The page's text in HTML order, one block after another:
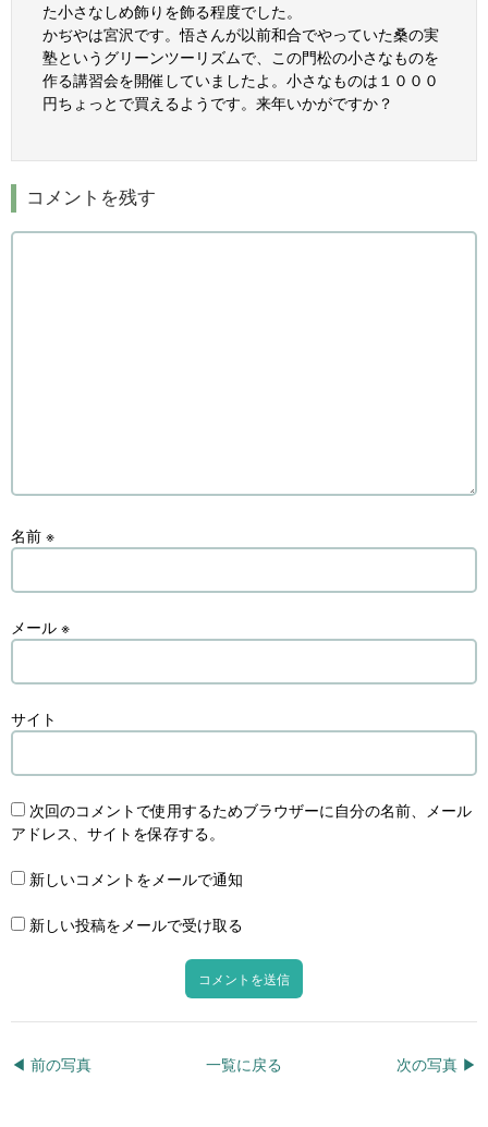
た小さなしめ飾りを飾る程度でした。
かぢやは宮沢です。悟さんが以前和合でやっていた桑の実
塾というグリーンツーリズムで、この門松の小さなものを
作る講習会を開催していましたよ。小さなものは１０００
円ちょっとで買えるようです。来年いかがですか？
コメントを残す
名前 ※
メール ※
サイト
次回のコメントで使用するためブラウザーに自分の名前、メール
アドレス、サイトを保存する。
新しいコメントをメールで通知
新しい投稿をメールで受け取る
◀︎ 前の写真 次の写真 ▶︎
一覧に戻る